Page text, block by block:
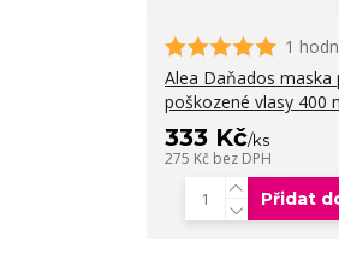
1
Alea Daňados maska
poškozené vlasy 400
333 Kč/ks
275 Kč bez DPH
Přidat